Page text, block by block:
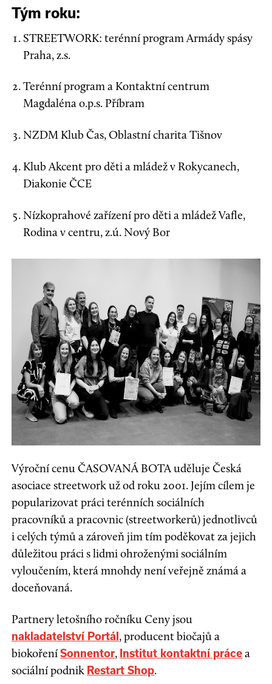
Tým roku:
STREETWORK: terénní program Armády spásy
Praha, z.s.
Terénní program a Kontaktní centrum
Magdaléna o.p.s. Příbram
NZDM Klub Čas, Oblastní charita Tišnov
Klub Akcent pro děti a mládež v Rokycanech,
Diakonie ČCE
Nízkoprahové zařízení pro děti a mládež Vafle,
Rodina v centru, z.ú. Nový Bor
Výroční cenu ČASOVANÁ BOTA uděluje Česká
asociace streetwork už od roku 2001. Jejím cílem je
popularizovat práci terénních sociálních
pracovníků a pracovnic (streetworkerů) jednotlivců
i celých týmů a zároveň jim tím poděkovat za jejich
důležitou práci s lidmi ohroženými sociálním
vyloučením, která mnohdy není veřejně známá a
doceňovaná.
Partnery letošního ročníku Ceny jsou
nakladatelství Portál , producent biočajů a
biokořeníSonnentor, Institut kontaktní práce a
sociální podnik Restart Shop.